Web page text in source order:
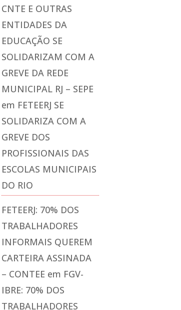
CNTE E OUTRAS
ENTIDADES DA
EDUCAÇÃO SE
SOLIDARIZAM COM A
GREVE DA REDE
MUNICIPAL RJ – SEPE
em FETEERJ SE
SOLIDARIZA COM A
GREVE DOS
PROFISSIONAIS DAS
ESCOLAS MUNICIPAIS
DO RIO
FETEERJ: 70% DOS
TRABALHADORES
INFORMAIS QUEREM
CARTEIRA ASSINADA
– CONTEE em FGV-
IBRE: 70% DOS
TRABALHADORES